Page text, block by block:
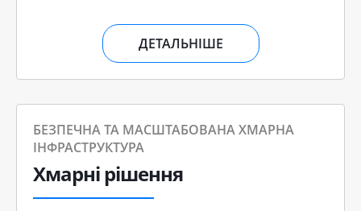
ДЕТАЛЬНІШЕ
БЕЗПЕЧНА ТА МАСШТАБОВАНА ХМАРНА
ІНФРАСТРУКТУРА
Хмарні рішення